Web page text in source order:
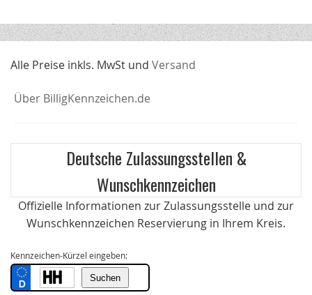
Alle Preise inkls. MwSt und Versand
Über BilligKennzeichen.de
Deutsche Zulassungsstellen &
Wunschkennzeichen
Offizielle Informationen zur Zulassungsstelle und zur
Wunschkennzeichen Reservierung in Ihrem Kreis.
Kennzeichen-Kürzel eingeben: